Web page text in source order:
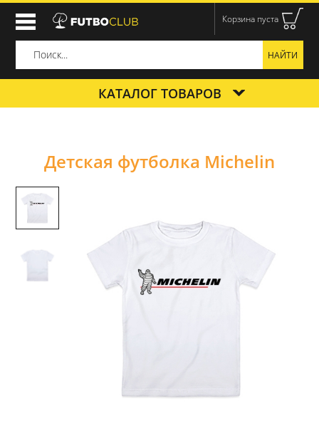
Корзина пуста
КАТАЛОГ ТОВАРОВ
Детская футболка Michelin